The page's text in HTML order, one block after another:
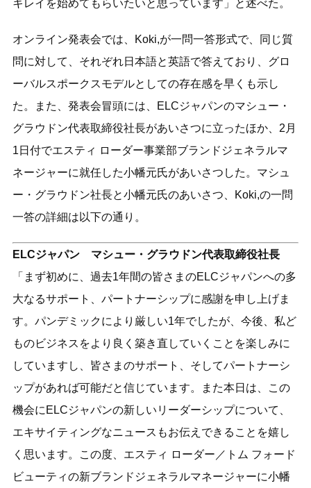
キレイを始めてもらいたいと思っています」と述べた。
オンライン発表会では、Koki,が一問一答形式で、同じ質
問に対して、それぞれ日本語と英語で答えており、グロ
ーバルスポークスモデルとしての存在感を早くも示し
た。また、発表会冒頭には、ELCジャパンのマシュー・
グラウドン代表取締役社長があいさつに立ったほか、2月
1日付でエスティ ローダー事業部ブランドジェネラルマ
ネージャーに就任した小幡元氏があいさつした。マシュ
ー・グラウドン社長と小幡元氏のあいさつ、Koki,の一問
一答の詳細は以下の通り。
ELCジャパン マシュー・グラウドン代表取締役社長
「まず初めに、過去1年間の皆さまのELCジャパンへの多
大なるサポート、パートナーシップに感謝を申し上げま
す。パンデミックにより厳しい1年でしたが、今後、私ど
ものビジネスをより良く築き直していくことを楽しみに
していますし、皆さまのサポート、そしてパートナーシ
ップがあれば可能だと信じています。また本日は、この
機会にELCジャパンの新しいリーダーシップについて、
エキサイティングなニュースもお伝えできることを嬉し
く思います。この度、エスティ ローダー／トム フォード
ビューティの新ブランドジェネラルマネージャーに小幡